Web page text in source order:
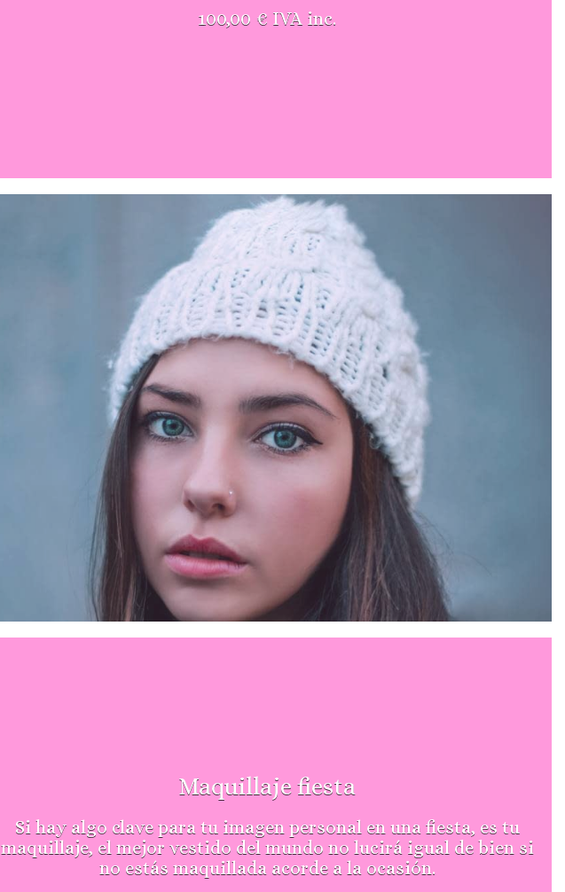
100,00 € IVA inc.
Maquillaje fiesta
Si hay algo clave para tu imagen personal en una fiesta, es tu
maquillaje, el mejor vestido del mundo no lucirá igual de bien si
no estás maquillada acorde a la ocasión.